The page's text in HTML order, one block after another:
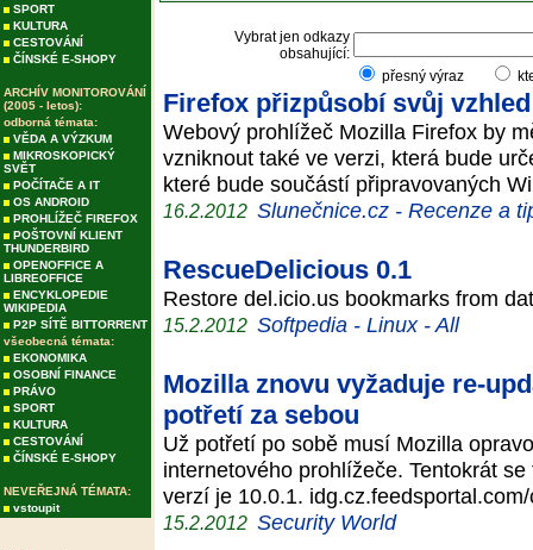
SPORT
KULTURA
CESTOVÁNÍ
ČÍNSKÉ E-SHOPY
ARCHÍV MONITOROVÁNÍ
(2005 - letos):
odborná témata:
VĚDA A VÝZKUM
MIKROSKOPICKÝ
SVĚT
POČÍTAČE A IT
OS ANDROID
PROHLÍŽEČ FIREFOX
POŠTOVNÍ KLIENT
THUNDERBIRD
OPENOFFICE A
LIBREOFFICE
ENCYKLOPEDIE
WIKIPEDIA
P2P SÍTĚ BITTORRENT
všeobecná témata:
EKONOMIKA
OSOBNÍ FINANCE
PRÁVO
SPORT
KULTURA
CESTOVÁNÍ
ČÍNSKÉ E-SHOPY
NEVEŘEJNÁ TÉMATA:
vstoupit
Vybrat jen odkazy
obsahující:
přesný výraz
Firefox přizpůsobí svůj
Webový prohlížeč Mozilla Firefox by
vzniknout také ve verzi, která bude
které bude součástí připravovaných
16.2.2012 Slunečnice.cz - Recenze a
RescueDelicious 0.1
Restore del.icio.us bookmarks from
15.2.2012 Softpedia - Linux - All
Mozilla znovu vyžaduje re-
potřetí za sebou
Už potřetí po sobě musí Mozilla
internetového prohlížeče. Tentokrát
verzí je 10.0.1.
15.2.2012 Security World